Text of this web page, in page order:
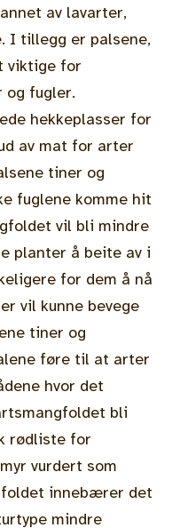
av lavarter,
I tillegg er palsene,
viktige for
og fugler.
hekkeplasser for
av mat for arter
tiner og
fuglene komme hit
vil bli mindre
planter å beite av i
for dem å nå
vil kunne bevege
tiner og
føre til at arter
hvor det
bli
rødliste for
vurdert som
innebærer det
mindre